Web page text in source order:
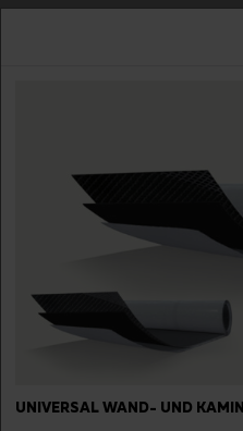
UNIVERSAL WAND- UND
FUTURA -